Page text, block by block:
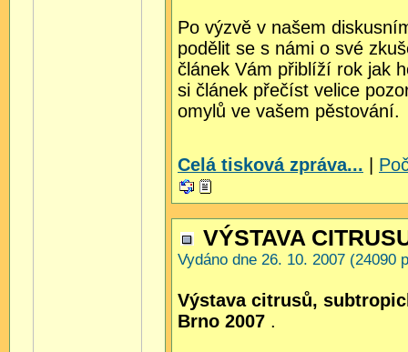
Po výzvě v našem
podělit se s námi o své
článek Vám přiblíží rok jak
si článek přečíst velice
omylů ve vašem pěstování.
Celá tisková zpráva...
VÝSTAVA
Vydáno dne 26. 10. 2007 (24090
Výstava citrusů,
Brno 2007 .